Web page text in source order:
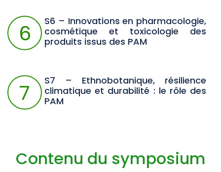
6
S6 – Innovations en pharmacologie,
cosmétique et toxicologie des
produits issus des PAM
7
S7 – Ethnobotanique, résilience
climatique et durabilité : le rôle des
PAM
Contenu du symposium